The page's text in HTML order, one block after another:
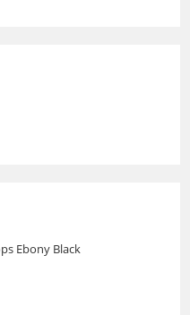
Ebony Black